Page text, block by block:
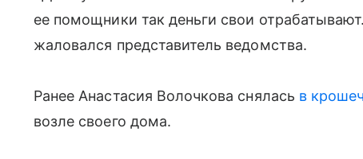
ее помощники так деньги свои
жаловался представитель ведомства.
Ранее Анастасия Волочкова снялась в
возле своего дома.